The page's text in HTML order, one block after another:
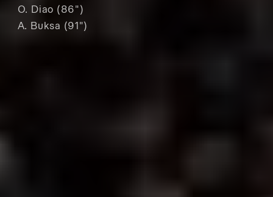
O. Diao (86")
A. Buksa (91")